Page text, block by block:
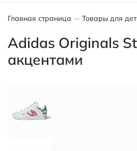
Главная страница Товары для
Adidas Originals
акцентами